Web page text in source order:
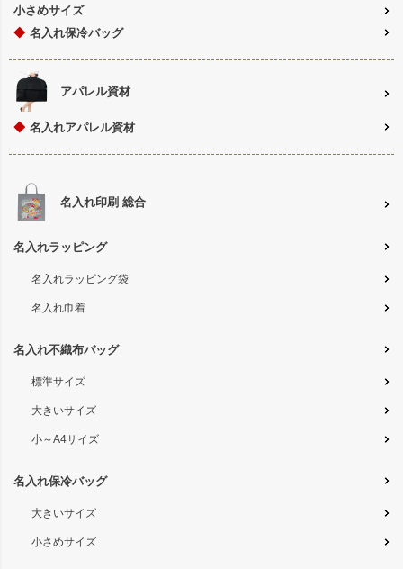
小さめサイズ
◆ 名入れ保冷バッグ
アパレル資材
◆ 名入れアパレル資材
名入れ印刷 総合
名入れラッピング
名入れラッピング袋
名入れ巾着
名入れ不織布バッグ
標準サイズ
大きいサイズ
小～A4サイズ
名入れ保冷バッグ
大きいサイズ
小さめサイズ